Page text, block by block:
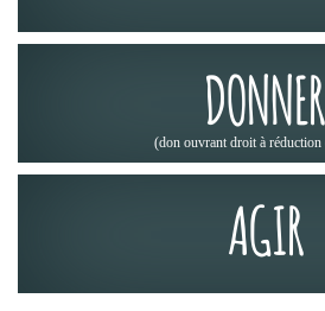
DONNER
(don ouvrant droit à
AGIR